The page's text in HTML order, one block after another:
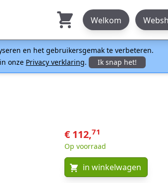
Welkom
en het gebruikersgemak te verbeteren.
onze Privacy verklaring. Ik snap het!
€ 112,71
Op voorraad
in winkelwagen